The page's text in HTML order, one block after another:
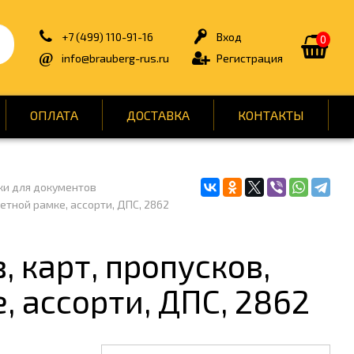
0
Вход
Регистрация
+7 (499) 110-91-16
info@brauberg-rus.ru
ОПЛАТА ДОСТАВКА КОНТАКТЫ
БЫТОВАЯ ТЕХНИКА
ОФИС
СПОРТ И ОТДЫХ
УПАКОВКА
для документов
рамке, ассорти, ДПС, 2862
пропусков,
ассорти, ДПС, 2862